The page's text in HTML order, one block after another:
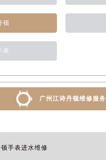
顿
表
广州江诗丹顿维修服务
手表进水维修